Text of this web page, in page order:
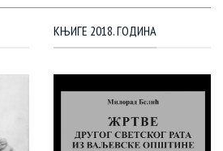
КЊИГЕ 2018. ГОДИНА